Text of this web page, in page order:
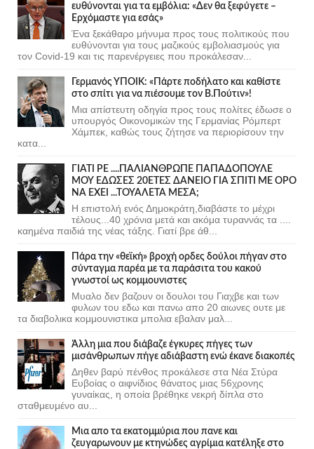
ευθύνονται για τα εμβόλια: «Δεν θα ξεφύγετε –
Ερχόμαστε για εσάς»
Ένα ξεκάθαρο μήνυμα προς τους πολιτικούς που
ευθύνονται για τους μαζικούς εμβολιασμούς για
τον Covid-19 και τις παρενέργειες που προκάλεσαν...
Γερμανός ΥΠΟΙΚ: «Πάρτε ποδήλατο και καθίστε
στο σπίτι για να πιέσουμε τον Β.Πούτιν»!
Μια απίστευτη οδηγία προς τους πολίτες έδωσε ο
υπουργός Οικονομικών της Γερμανίας Ρόμπερτ
Χάμπεκ, καθώς τους ζήτησε να περιορίσουν την
κατα...
ΓΙΑΤΙ ΡΕ ....ΠΑΛΙΑΝΘΡΩΠΕ ΠΑΠΑΔΟΠΟΥΛΕ
ΜΟΥ ΕΔΩΣΕΣ 20ΕΤΕΣ ΔΑΝΕΙΟ ΓΙΑ ΣΠΙΤΙ ΜΕ ΟΡΟ
ΝΑ ΕΧΕΙ ...ΤΟΥΑΛΕΤΑ ΜΕΣΑ;
Η επιστολή ενός Δημοκράτη,διαβάστε το μέχρι
τέλους...40 χρόνια μετά και ακόμα τυραννάς τα ....
καημένα παιδιά της νέας τάξης. Γιατί βρε άθ...
Πάρα την «θεϊκή» βροχή ορδες δούλοι πήγαν στο
σύνταγμα παρέα με τα παράσιτα του κακού
γνωστοί ως κομμουνιστες
Μυαλο δεν βαζουν οι δουλοι του Γιαχβε και των
φυλων του εδω και πανω απο 20 αιωνες ουτε με
τα διαβολικα κομμουνιστικα μπολια εβαλαν μαλ...
Άλλη μια που διάβαζε έγκυρες πήγες των
μισάνθρωπων πήγε αδιάβαστη ενώ έκανε διακοπές
Δηθεν βαρύ πένθος προκάλεσε στα Νέα Στύρα
Ευβοίας ο αιφνίδιος θάνατος μιας 56χρονης
γυναίκας, η οποία βρέθηκε νεκρή δίπλα στο
σταθμευμένο αυ...
Μια απο τα εκατομμύρια που πανε και
ζευγαρωνουν με κτηνώδες αγρίμια κατέληξε στο